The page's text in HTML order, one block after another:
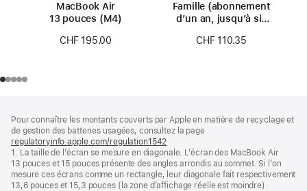
MacBook Air
13 pouces (M4)
CHF 195.00
Famille (abonnement
d’un an, jusqu’à six
CHF 110.35
de
page
de
bas
de
page
Pour connaître les montants couverts par Apple en matière de recyclage et
de gestion des batteries usagées, consultez la page
regulatoryinfo.apple.com/regulation1542
dans
une
nouvelle
fenêtre)
1. La taille de l’écran se mesure en diagonale. L’écran des MacBook Air
13 pouces et 15 pouces présente des angles arrondis au sommet. Si l’on
mesure ces écrans comme un rectangle, leur diagonale fait respectivement
13,6 pouces et 15,3 pouces (la zone d’affichage réelle est moindre).